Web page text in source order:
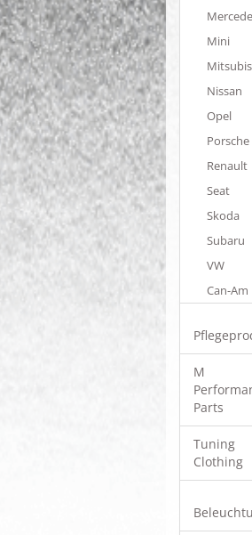
Mini
Nissan
Opel
Porsche
Renault
Seat
Skoda
Subaru
VW
Can-Am
M
Parts
Tuning
Clothing